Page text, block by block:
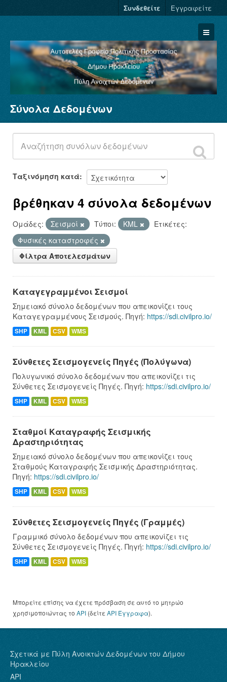
Συνδεθείτε Εγγραφείτε
Σύνολα Δεδομένων
Φορείς
Ομάδες
Σχετικά
Σύνολα Δεδομένων
Ταξινόμηση κατά
βρέθηκαν 4 σύνολα δεδομένων
Ομάδες: Σεισμοί Τύποι: KML
Ετικέτες:
Φυσικές καταστροφές
Φίλτρα Αποτελεσμάτων
Καταγεγραμμένοι Σεισμοί
Σημειακό σύνολο δεδομένων που απεικονίζει τους
Καταγεγραμμένους Σεισμούς. Πηγή: https://sdi.civilpro.io/
SHP KML CSV WMS
Σύνθετες Σεισμογενείς Πηγές (Πολύγωνα)
Πολυγωνικό σύνολο δεδομένων που απεικονίζει τις
Σύνθετες Σεισμογενείς Πηγές. Πηγή: https://sdi.civilpro.io/
SHP KML CSV WMS
Σταθμοί Καταγραφής Σεισμικής
Δραστηριότητας
Σημειακό σύνολο δεδομένων που απεικονίζει τους
Σταθμούς Καταγραφής Σεισμικής Δραστηριότητας.
Πηγή: https://sdi.civilpro.io/
SHP KML CSV WMS
Σύνθετες Σεισμογενείς Πηγές (Γραμμές)
Γραμμικό σύνολο δεδομένων που απεικονίζει τις
Σύνθετες Σεισμογενείς Πηγές. Πηγή: https://sdi.civilpro.io/
SHP KML CSV WMS
Μπορείτε επίσης να έχετε πρόσβαση σε αυτό το μητρώο
χρησιμοποιώντας το API (δείτε API Έγγραφα).
Σχετικά με Πύλη Ανοικτών Δεδομένων του Δήμου
Ηρακλείου
API